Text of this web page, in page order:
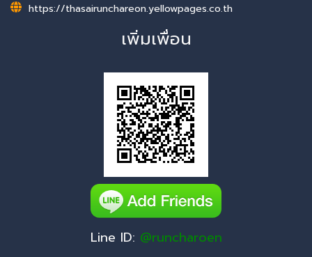
https://thasairunchareon.yellowpages.co.th
เพิ่มเพื่อน
Line ID: @runcharoen